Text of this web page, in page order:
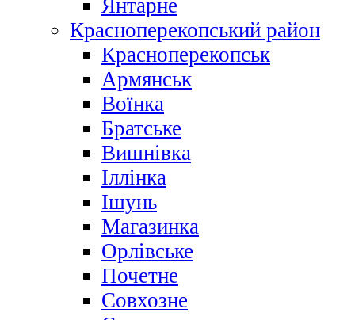
Янтарне
Красноперекопський район
Красноперекопськ
Армянськ
Воїнка
Братське
Вишнівка
Іллінка
Ішунь
Магазинка
Орлівське
Почетне
Совхозне